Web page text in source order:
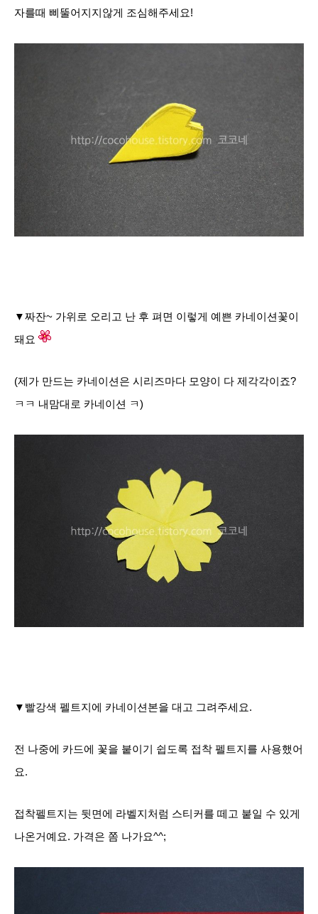
자를때 삐뚤어지지않게 조심해주세요!
▼짜잔~ 가위로 오리고 난 후 펴면 이렇게 예쁜 카네이션꽃이
돼요
(제가 만드는 카네이션은 시리즈마다 모양이 다 제각각이죠?
ㅋㅋ 내맘대로 카네이션 ㅋ)
▼빨강색 펠트지에 카네이션본을 대고 그려주세요.
전 나중에 카드에 꽃을 붙이기 쉽도록 접착 펠트지를 사용했어
요.
접착펠트지는 뒷면에 라벨지처럼 스티커를 떼고 붙일 수 있게
나온거예요. 가격은 쫌 나가요^^;